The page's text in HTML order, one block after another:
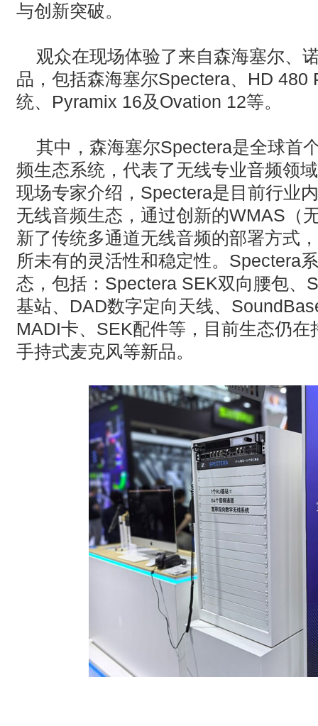
与创新突破。
观众在现场体验了来自森海塞尔、
品，包括森海塞尔Spectera、HD 480
统、Pyramix 16及Ovation 12等。
其中，森海塞尔Spectera是全球首
频生态系统，代表了无线专业音频领
现场专家介绍，Spectera是目前行业
无线音频生态，通过创新的WMAS（
新了传统多通道无线音频的部署方式
所未有的灵活性和稳定性。Spectera
态，包括：Spectera SEK双向腰包、
基站、DAD数字定向天线、
MADI卡、SEK配件等，目前生态仍
手持式麦克风等新品。